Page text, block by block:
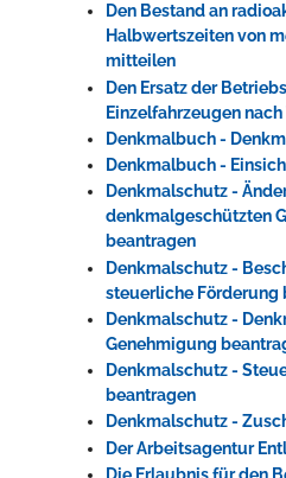
Den Bestand an
Halbwertszeiten von
mitteilen
Den Ersatz der
Einzelfahrzeugen
Denkmalbuch -
Denkmalbuch -
Denkmalschutz -
denkmalgeschützten
beantragen
Denkmalschutz -
steuerliche Förderung
Denkmalschutz -
Genehmigung
Denkmalschutz -
beantragen
Denkmalschutz -
Der Arbeitsagentur